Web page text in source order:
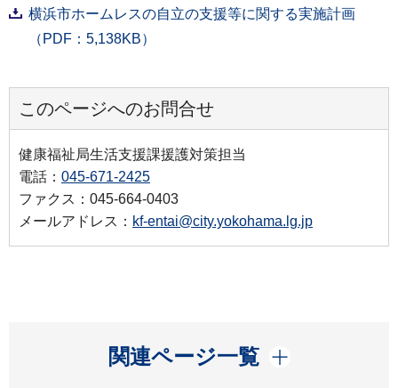
横浜市ホームレスの自立の支援等に関する実施計画
（PDF：5,138KB）
このページへのお問合せ
健康福祉局生活支援課援護対策担当
電話： 045-671-2425
ファクス：045-664-0403
メールアドレス： kf-entai@city.yokohama.lg.jp
関連ページ一覧
開く